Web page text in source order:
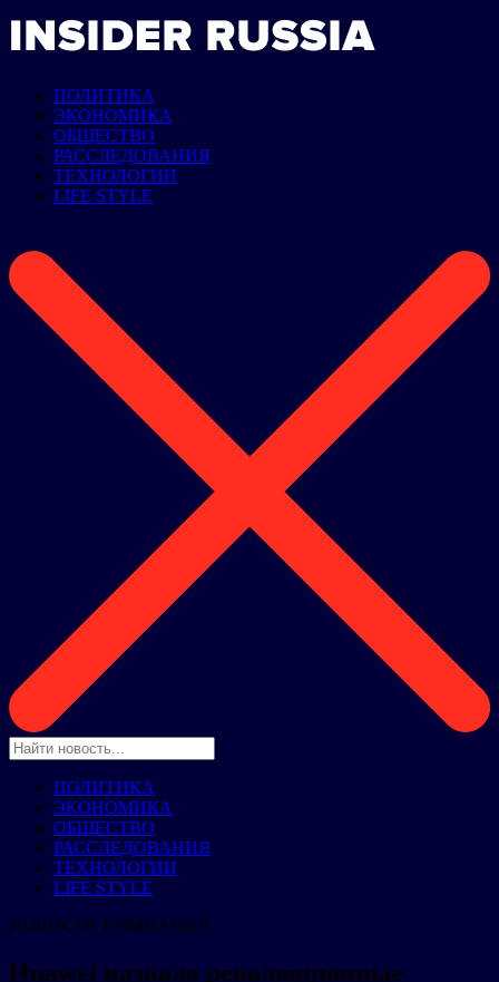
ПОЛИТИКА
ЭКОНОМИКА
ОБЩЕСТВО
РАССЛЕДОВАНИЯ
ТЕХНОЛОГИИ
LIFE STYLE
ПОЛИТИКА
ЭКОНОМИКА
ОБЩЕСТВО
РАССЛЕДОВАНИЯ
ТЕХНОЛОГИИ
LIFE STYLE
НОВОСТИ КОМПАНИЙ
Huawei назвала революционные